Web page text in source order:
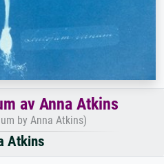
av Anna Atkins
by Anna Atkins)
Atkins